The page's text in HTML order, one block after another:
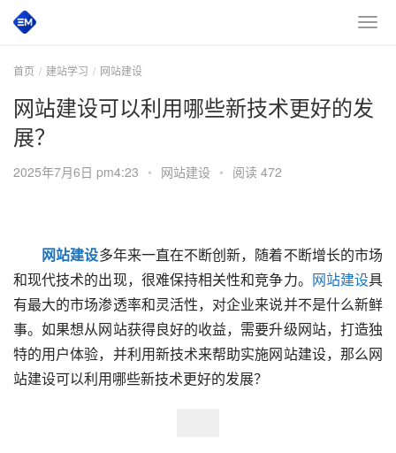
首页 建站学习 网站建设
网站建设可以利用哪些新技术更好的发
展？
2025年7月6日 pm4:23 • 网站建设 • 阅读 472
网站建设多年来一直在不断创新，随着不断增长的市场
和现代技术的出现，很难保持相关性和竞争力。 网站建设具
有最大的市场渗透率和灵活性，对企业来说并不是什么新鲜
事。如果想从网站获得良好的收益，需要升级网站，打造独
特的用户体验，并利用新技术来帮助实施网站建设，那么网
站建设可以利用哪些新技术更好的发展？